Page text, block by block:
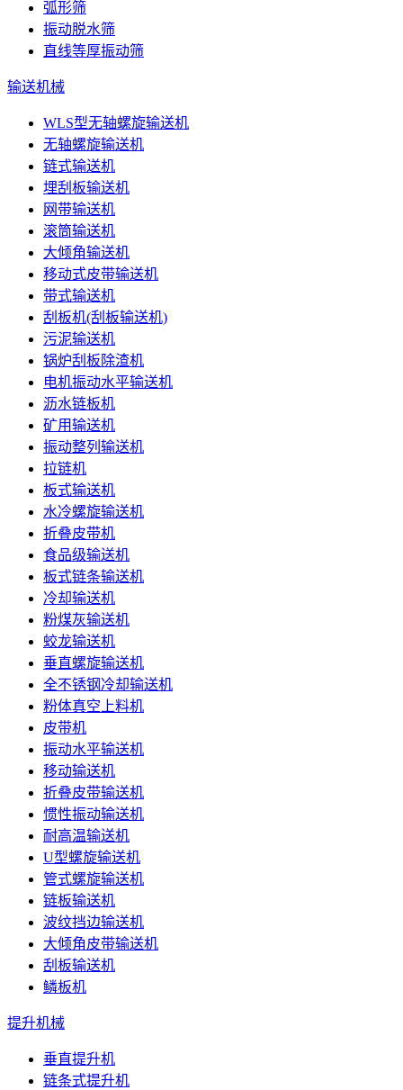
弧形筛
振动脱水筛
直线等厚振动筛
输送机械
WLS型无轴螺旋输送机
无轴螺旋输送机
链式输送机
埋刮板输送机
网带输送机
滚筒输送机
大倾角输送机
移动式皮带输送机
带式输送机
刮板机(刮板输送机)
污泥输送机
锅炉刮板除渣机
电机振动水平输送机
沥水链板机
矿用输送机
振动整列输送机
拉链机
板式输送机
水冷螺旋输送机
折叠皮带机
食品级输送机
板式链条输送机
冷却输送机
粉煤灰输送机
蛟龙输送机
垂直螺旋输送机
全不锈钢冷却输送机
粉体真空上料机
皮带机
振动水平输送机
移动输送机
折叠皮带输送机
惯性振动输送机
耐高温输送机
U型螺旋输送机
管式螺旋输送机
链板输送机
波纹挡边输送机
大倾角皮带输送机
刮板输送机
鳞板机
提升机械
垂直提升机
链条式提升机